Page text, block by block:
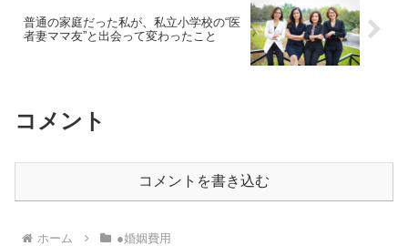
普通の家庭だった私が、私立小学校の“医
者妻ママ友”と出会って変わったこと
コメント
コメントを書き込む
ホーム ●婚姻費用